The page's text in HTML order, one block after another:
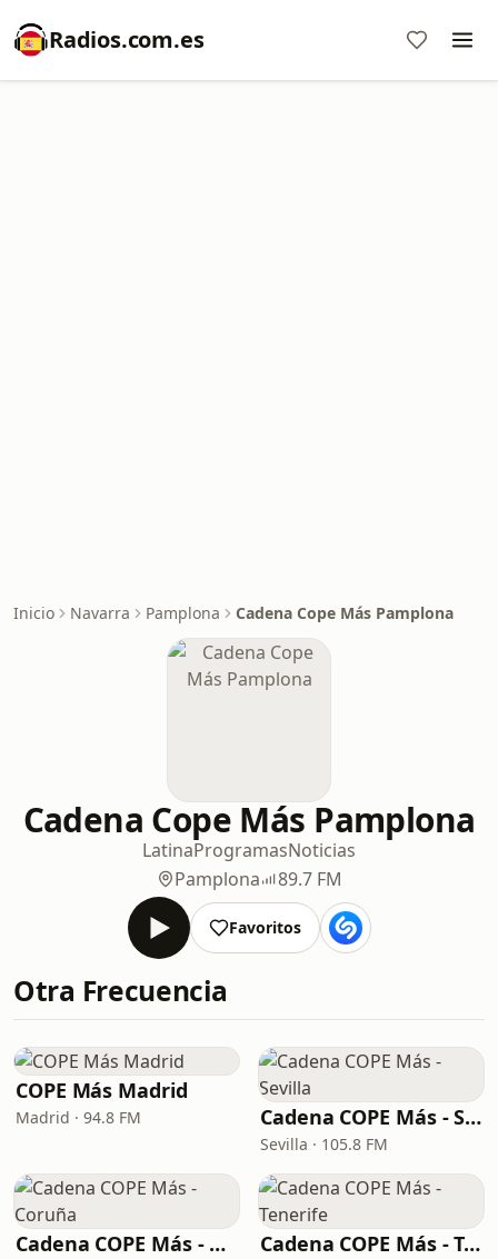
Radios.com.es
Inicio Navarra Pamplona Cadena Cope Más Pamplona
Cadena Cope Más Pamplona
LatinaProgramasNoticias
Pamplona
89.7 FM
Favoritos
Otra Frecuencia
COPE Más Madrid
Madrid · 94.8 FM Cadena COPE Más - Sevilla
Sevilla · 105.8 FM
Cadena COPE Más - Coruña Cadena COPE Más - Tenerife